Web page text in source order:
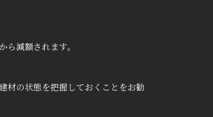
減額されます。
材の状態を把握しておくことをお勧